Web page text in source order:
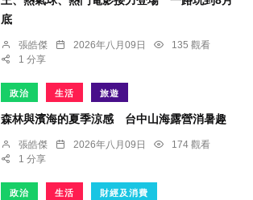
底
張皓傑 2026年八月09日
135 觀看
1 分享
政治 生活 旅遊
森林與濱海的夏季涼感 台中山海露營消暑趣
張皓傑 2026年八月09日
174 觀看
1 分享
政治 生活 財經及消費